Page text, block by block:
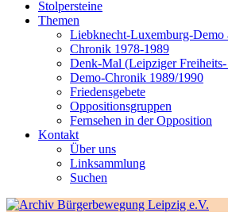
Stolpersteine
Themen
Liebknecht-Luxemburg-Demo
Chronik 1978-1989
Denk-Mal (Leipziger
Demo-Chronik 1989/1990
Friedensgebete
Oppositionsgruppen
Fernsehen in der Opposition
Kontakt
Über uns
Linksammlung
Suchen